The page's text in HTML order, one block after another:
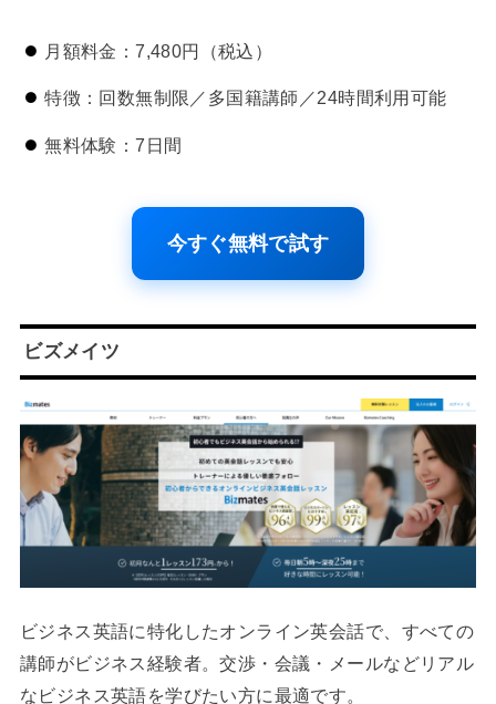
月額料金：7,480円（税込）
特徴：回数無制限／多国籍講師／24時間利用可能
無料体験：7日間
今すぐ無料で試す
ビズメイツ
ビジネス英語に特化したオンライン英会話で、すべての
講師がビジネス経験者。交渉・会議・メールなどリアル
なビジネス英語を学びたい方に最適です。